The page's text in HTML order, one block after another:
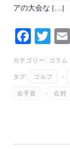
アの大会な […]
Fa
ce
bo
ok
T
tte
r
カテゴリー: コラム
タグ: ゴルフ ・
右手首 ・ 右肘